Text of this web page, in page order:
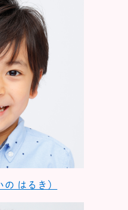
はるき）